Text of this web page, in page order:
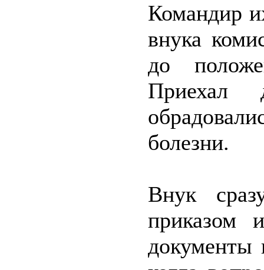
Командир
внука
до
Приехал
болезни.
Внук
приказом
документы